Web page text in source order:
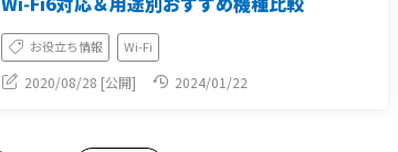
お役立ち情報 Wi-Fi
2020/08/28 [公開] 2024/01/22